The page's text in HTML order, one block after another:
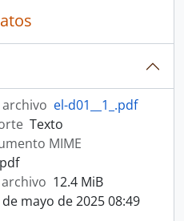
el-d01__1_.pdf
Texto
MIME
12.4 MiB
mayo de 2025 08:49